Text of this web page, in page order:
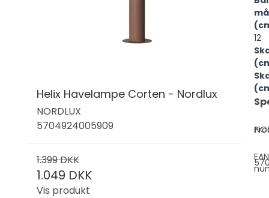
Helix Havelampe Corten - Nordlux
NORDLUX
5704924005909
1.399 DKK
1.049 DKK
Vis produkt
12